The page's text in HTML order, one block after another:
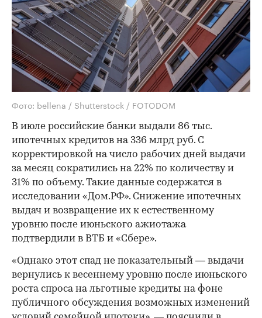
Фото: bellena / Shutterstock / FOTODOM
В июле российские банки выдали 86 тыс.
ипотечных кредитов на 336 млрд руб. С
корректировкой на число рабочих дней выдачи
за месяц сократились на 22% по количеству и
31% по объему. Такие данные содержатся в
исследовании «Дом.РФ». Снижение ипотечных
выдач и возвращение их к естественному
уровню после июньского ажиотажа
подтвердили в ВТБ и «Сбере».
«Однако этот спад не показательный — выдачи
вернулись к весеннему уровню после июньского
роста спроса на льготные кредиты на фоне
публичного обсуждения возможных изменений